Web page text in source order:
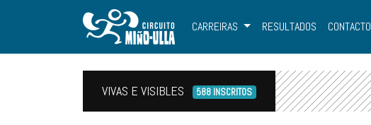
CARREIRAS RESULTADOS CONTACTO
VIVAS E VISIBLES 588 INSCRITOS